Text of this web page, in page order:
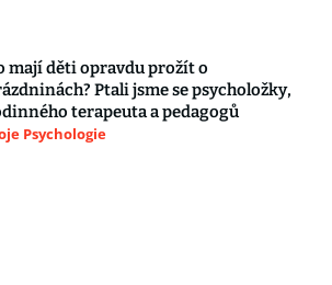
mají děti opravdu prožít o
Ptali jsme se psycholožky,
terapeuta a pedagogů
Psychologie